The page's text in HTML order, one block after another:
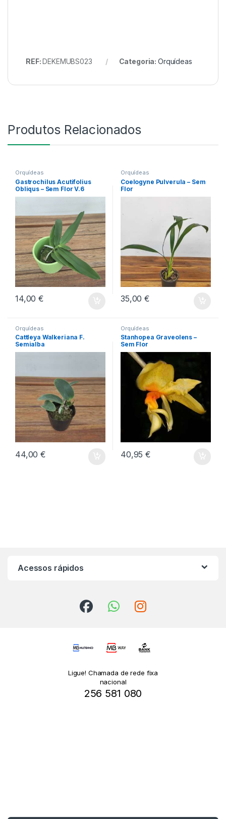
REF:DEKEMUBS023 Categoria: Orquídeas
Produtos Relacionados
Orquídeas
Gastrochilus Acutifolius
Obliqus – Sem Flor V.6
14,00€
Orquídeas
Coelogyne Pulverula – Sem
Flor
35,00€
Orquídeas
Cattleya Walkeriana F.
Semialba
44,00€
Orquídeas
Stanhopea Graveolens –
Sem Flor
40,95€
Acessos rápidos
Ligue! Chamada de rede fixa
nacional
256 581 080